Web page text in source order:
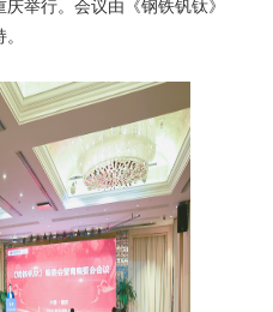
举行。会议由《钢铁钒钛》